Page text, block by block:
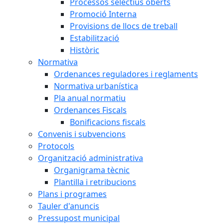
Promoció Interna
Provisions de llocs de treball
Estabilització
Històric
Normativa
Ordenances reguladores i reglaments
Normativa urbanística
Pla anual normatiu
Ordenances Fiscals
Bonificacions fiscals
Convenis i subvencions
Protocols
Organització administrativa
Organigrama tècnic
Plantilla i retribucions
Plans i programes
Tauler d'anuncis
Pressupost municipal